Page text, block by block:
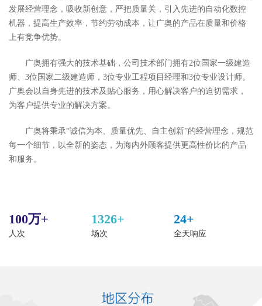
发展经营理念，吸收新创意，严把质量关，引入先进的自动化数控
机器，提高生产效率，节约劳动成本，让广奥的产品在质量和价格
上有竞争优势。
广奥拥有强大的技术基础，公司技术部门拥有2位国家一级建造
师、3位国家二级建造师，3位专业工程项目经理和3位专业设计师。
广奥会以自身先进的技术及贴心服务，用心解决客户的迫切需求，
为客户提供专业的解决方案。
广奥将秉承“诚信为本、质量优先、自主创新”的经营理念，规范
每一个细节，以全新的姿态，为海内外顾客提供更高性价比的产品
和服务。
100万+
人次
1326+
场次
24+
全天响应